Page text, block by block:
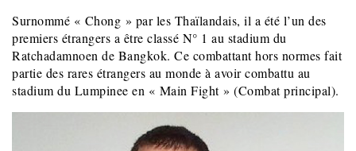
Surnommé « Chong » par les Thaïlandais, il a été l’un des
premiers étrangers a être classé N° 1 au stadium du
Ratchadamnoen de Bangkok. Ce combattant hors normes fait
partie des rares étrangers au monde à avoir combattu au
stadium du Lumpinee en « Main Fight » (Combat principal).